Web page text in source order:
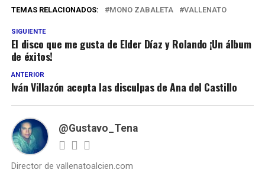
TEMAS RELACIONADOS: MONO ZABALETA VALLENATO
SIGUIENTE
El disco que me gusta de Elder Díaz y Rolando ¡Un álbum
de éxitos!
ANTERIOR
Iván Villazón acepta las disculpas de Ana del Castillo
@Gustavo_Tena
Director de vallenatoalcien.com